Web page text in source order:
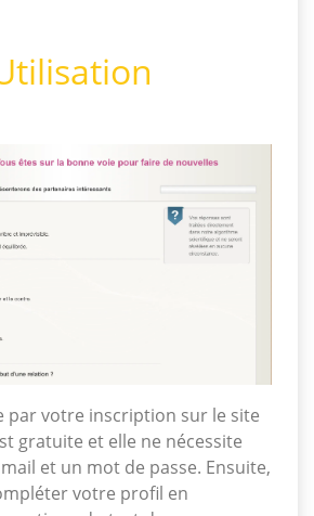
par votre inscription sur le site
gratuite et elle ne nécessite
et un mot de passe. Ensuite,
votre profil en